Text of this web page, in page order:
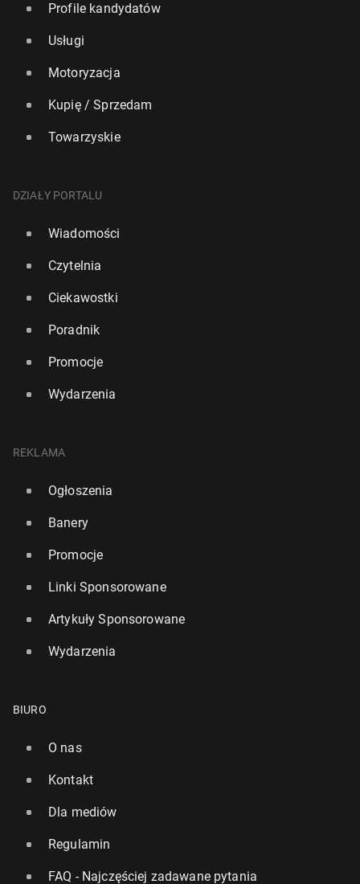
Profile kandydatów
Usługi
Motoryzacja
Kupię / Sprzedam
Towarzyskie
DZIAŁY PORTALU
Wiadomości
Czytelnia
Ciekawostki
Poradnik
Promocje
Wydarzenia
REKLAMA
Ogłoszenia
Banery
Promocje
Linki Sponsorowane
Artykuły Sponsorowane
Wydarzenia
BIURO
O nas
Kontakt
Dla mediów
Regulamin
FAQ - Najczęściej zadawane pytania